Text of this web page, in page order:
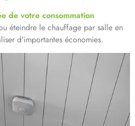
de votre consommation
éteindre le chauffage par salle en
d’importantes économies.